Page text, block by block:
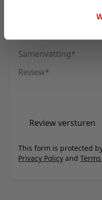
Sofa Bed With Arms - stof
Samenvatting
Review
Review versturen
This form is protected
Privacy Policy and